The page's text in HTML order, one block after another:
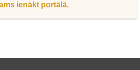
ienākt portālā.